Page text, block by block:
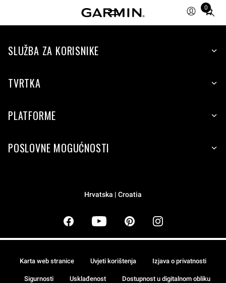
0
Total
items
cart:
SLUŽBA ZA KORISNIKE
TVRTKA
PLATFORME
POSLOVNE MOGUĆNOSTI
Hrvatska | Croatia
Karta web stranice Uvjeti korištenja Izjava o privatnosti
Sigurnosti Usklađenost Dostupnost u digitalnom obliku